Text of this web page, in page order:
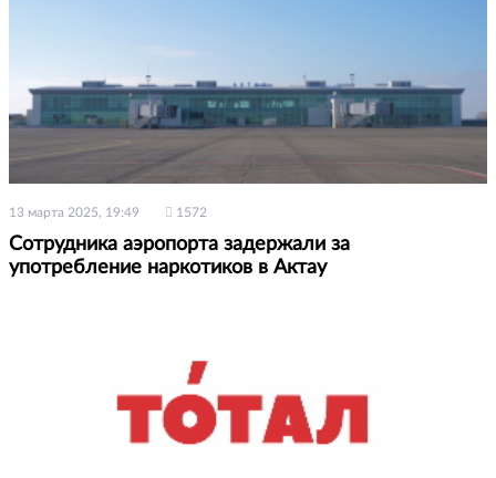
13 марта 2025, 19:49 1572
Сотрудника аэропорта задержали за
употребление наркотиков в Актау